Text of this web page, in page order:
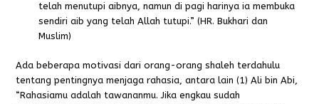
telah menutupi aibnya, namun di pagi harinya ia membuka
sendiri aib yang telah Allah tutupi.” (HR. Bukhari dan
Muslim)
Ada beberapa motivasi dari orang-orang shaleh terdahulu
tentang pentingnya menjaga rahasia, antara lain (1) Ali bin Abi,
“Rahasiamu adalah tawananmu. Jika engkau sudah